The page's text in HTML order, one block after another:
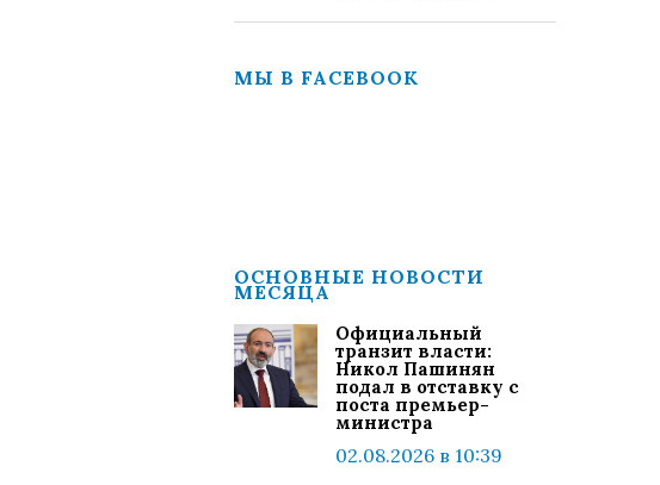
МЫ В FACEBOOK
ОСНОВНЫЕ НОВОСТИ
МЕСЯЦА
Официальный
транзит власти:
Никол Пашинян
подал в отставку с
поста премьер-
министра
02.08.2026 в 10:39